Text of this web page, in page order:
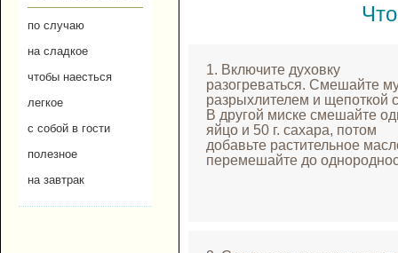
по случаю
на сладкое
чтобы наесться
легкое
с собой в гости
полезное
на завтрак
1. Включите духовку
разогреваться. Смешайте
разрыхлителем и щепоткой
В другой миске смешайте
яйцо и 50 г. сахара, потом
добавьте растительное
перемешайте до